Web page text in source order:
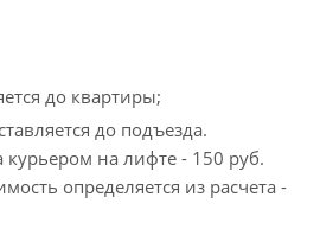
до квартиры;
до подъезда.
курьером на лифте - 150 руб.
определяется из расчета -